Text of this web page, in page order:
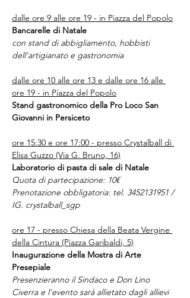
dalle ore 9 alle ore 19 - in Piazza del Popolo
Bancarelle di Natale
con stand di abbigliamento, hobbisti
dell'artigianato e gastronomia
dalle ore 10 alle ore 13 e dalle ore 16 alle
ore 19 - in Piazza del Popolo
Stand gastronomico della Pro Loco San
Giovanni in Persiceto
ore 15:30 e ore 17:00 - presso Crystalball di
Elisa Guzzo (Via G. Bruno, 16)
Laboratorio di pasta di sale di Natale
Quota di partecipazione: 10€
Prenotazione obbligatoria: tel. 3452131951 /
IG. crystalball_sgp
ore 17 - presso Chiesa della Beata Vergine
della Cintura (Piazza Garibaldi, 5)
Inaugurazione della Mostra di Arte
Presepiale
Presenzieranno il Sindaco e Don Lino
Civerra e l'evento sarà allietato dagli allievi